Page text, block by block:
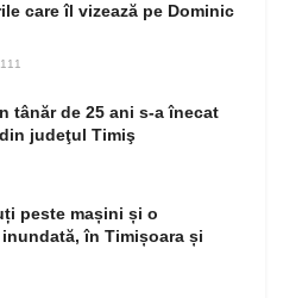
care îl vizează pe Dominic
111
tânăr de 25 ani s-a înecat
judeţul Timiş
peste mașini și o
în Timișoara și